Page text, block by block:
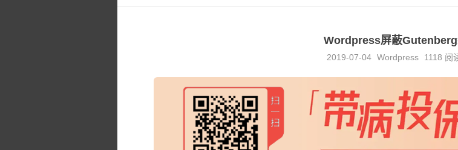
Wordpress屏蔽
2019-07-04 Wordpress 1118 阅